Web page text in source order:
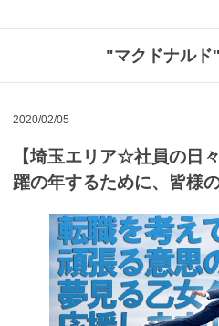
"マクドナルド"
2020/02/05
【埼玉エリア☆社員の日
躍の年するために、皆様